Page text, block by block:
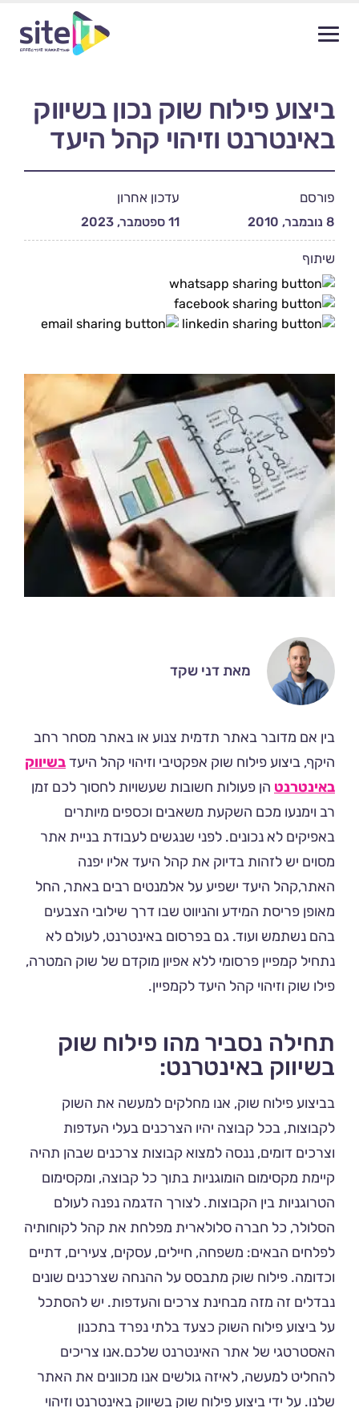
ביצוע פילוח שוק נכון בשיווק
באינטרנט וזיהוי קהל היעד
פורסם
8 נובמבר, 2010
עדכון אחרון
11 ספטמבר, 2023
שיתוף
מאת דני שקד
בין אם מדובר באתר תדמית צנוע או באתר מסחר רחב
היקף, ביצוע פילוח שוק אפקטיבי וזיהוי קהל היעדבשיווק
באינטרנט הן פעולות חשובות שעשויות לחסוך לכם זמן
רב וימנעו מכם השקעת משאבים וכספים מיותרים
באפיקים לא נכונים. לפני שנגשים לעבודת בניית אתר
מסוים יש לזהות בדיוק את קהל היעד אליו יפנה
האתר,קהל היעד ישפיע על אלמנטים רבים באתר, החל
מאופן פריסת המידע והניווט שבו דרך שילובי הצבעים
בהם נשתמש ועוד. גם בפרסום באינטרנט, לעולם לא
נתחיל קמפיין פרסומי ללא אפיון מוקדם של שוק המטרה,
פילו שוק וזיהוי קהל היעד לקמפיין.
תחילה נסביר מהו פילוח שוק
בשיווק באינטרנט:
בביצוע פילוח שוק, אנו מחלקים למעשה את השוק
לקבוצות, בכל קבוצה יהיו הצרכנים בעלי העדפות
וצרכים דומים, ננסה למצוא קבוצות צרכנים שבהן תהיה
קיימת מקסימום הומוגניות בתוך כל קבוצה, ומקסימום
הטרוגניות בין הקבוצות. לצורך הדגמה נפנה לעולם
הסלולר, כל חברה סלולארית מפלחת את קהל לקוחותיה
לפלחים הבאים: משפחה, חיילים, עסקים, צעירים, דתיים
וכדומה. פילוח שוק מתבסס על ההנחה שצרכנים שונים
נבדלים זה מזה מבחינת צרכים והעדפות. יש להסתכל
על ביצוע פילוח השוק כצעד בלתי נפרד בתכנון
האסטרטגי של אתר האינטרנט שלכם.אנו צריכים
להחליט למעשה, לאיזה גולשים אנו מכוונים את האתר
שלנו. על ידי ביצוע פילוח שוק בשיווק באינטרנט וזיהוי